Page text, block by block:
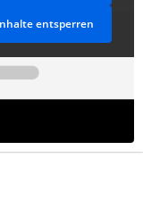
entsperren